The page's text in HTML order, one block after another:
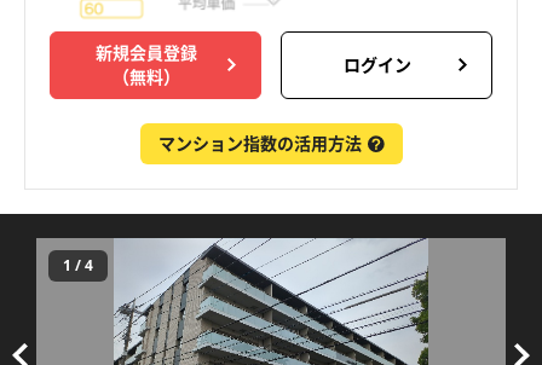
新規会員登録
（無料）
ログイン
マンション指数の活用方法
1 /4